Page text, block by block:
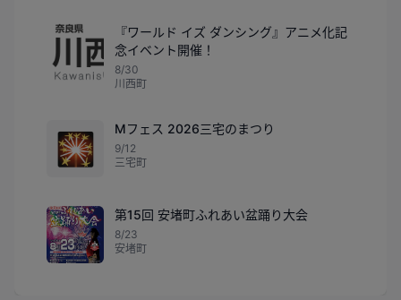
『ワールド イズ ダンシング』アニメ化記
念イベント開催！
8/30
川西町
🎇
Mフェス 2026三宅のまつり
9/12
三宅町
第15回 安堵町ふれあい盆踊り大会
8/23
安堵町